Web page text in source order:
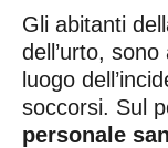
Gli abitanti
dell’urto,
luogo
soccorsi. Sul
personale